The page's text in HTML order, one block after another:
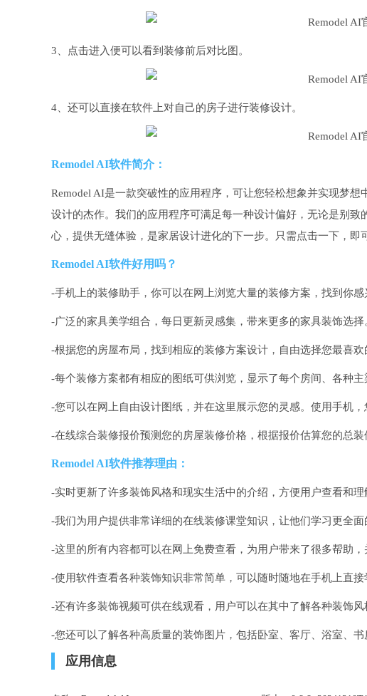
3、点击进入便可以看到装修前后对比图。
4、还可以直接在软件上对自己的房子进行装修设计。
Remodel AI软件简介：
Remodel AI是一款突破性的应用程序，可让您轻松想象并实现梦
设计的杰作。我们的应用程序可满足每一种设计偏好，无论是别
心，提供无缝体验，是家居设计进化的下一步。只需点击一下，即
Remodel AI软件好用吗？
-手机上的装修助手，你可以在网上浏览大量的装修方案，找到你
-广泛的家具美学组合，每日更新灵感集，带来更多的家具装饰选择
-根据您的房屋布局，找到相应的装修方案设计，自由选择您最喜
-每个装修方案都有相应的图纸可供浏览，显示了每个房间、各种主
-您可以在网上自由设计图纸，并在这里展示您的灵感。使用手机
-在线综合装修报价预测您的房屋装修价格，根据报价估算您的总装
Remodel AI软件推荐理由：
-实时更新了许多装饰风格和现实生活中的介绍，方便用户查看和理
-我们为用户提供非常详细的在线装修课堂知识，让他们学习更全
-这里的所有内容都可以在网上免费查看，为用户带来了很多帮助
-使用软件查看各种装饰知识非常简单，可以随时随地在手机上直接
-还有许多装饰视频可供在线观看，用户可以在其中了解各种装饰风
-您还可以了解各种高质量的装饰图片，包括卧室、客厅、浴室、书
应用信息